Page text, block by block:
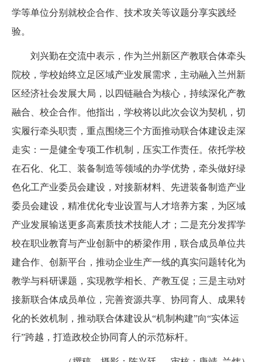
学等单位分别就校企合作、技术攻关等议题分享实践经
验。
刘兴勤在交流中表示，作为兰州新区产教联合体牵头
院校，学校始终立足区域产业发展需求，主动融入兰州新
区经济社会发展大局，以四链融合为核心，持续深化产教
融合、校企合作。他指出，学校将以此次会议为契机，切
实履行牵头职责，重点围绕三个方面推动联合体建设走深
走实：一是健全专项工作机制，压实工作责任。依托学校
在石化、化工、装备制造等领域的办学优势，牵头做好绿
色化工产业委员会建设，对接新材料、先进装备制造产业
委员会建设，精准优化专业设置与人才培养方案，为区域
产业发展输送更多高素质技术技能人才；二是充分发挥学
校在职业教育与产业创新中的桥梁作用，联合成员单位共
建合作、创新平台，推动企业生产一线的真实问题转化为
教学与科研课题，实现教学相长、产教互促；三是主动对
接新联合体成员单位，完善资源共享、协同育人、成果转
化的长效机制，推动联合体建设从“机制构建”向“实体运
行”跨越，打造政校企协同育人的示范标杆。